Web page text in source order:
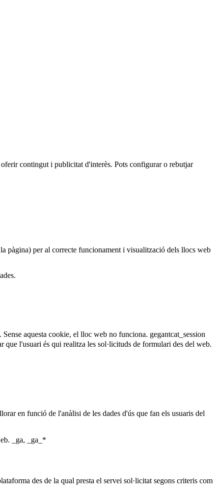
contingut i publicitat d'interès. Pots configurar o rebutjar
pàgina) per al correcte funcionament i visualització dels llocs web
aquesta cookie, el lloc web no funciona. gegantcat_session
l'usuari és qui realitza les sol·licituds de formulari des del web.
en funció de l'anàlisi de les dades d'ús que fan els usuaris del
_ga, _ga_*
des de la qual presta el servei sol·licitat segons criteris com